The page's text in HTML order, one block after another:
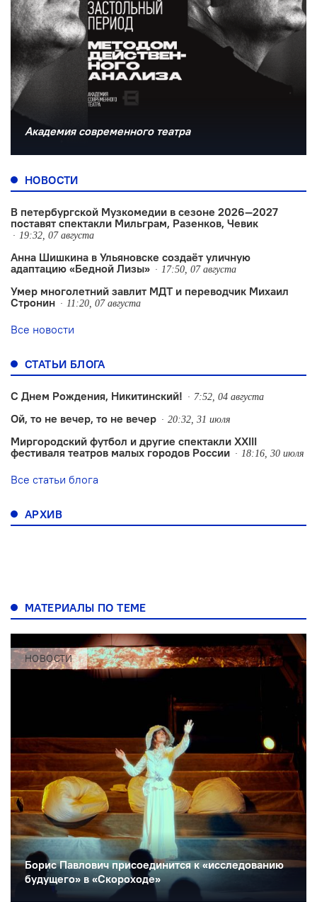
Академия современного театра
НОВОСТИ
В петербургской Музкомедии в сезоне 2026—2027
поставят спектакли Мильграм, Разенков, Чевик
19:32, 07 августа
Анна Шишкина в Ульяновске создаëт уличную
адаптацию «Бедной Лизы»
17:50, 07 августа
Умер многолетний завлит МДТ и переводчик Михаил
Стронин
11:20, 07 августа
Все новости
СТАТЬИ БЛОГА
С Днем Рождения, Никитинский! 7:52, 04 августа
Ой, то не вечер, то не вечер 20:32, 31 июля
Миргородский футбол и другие спектакли XXIII
фестиваля театров малых городов России
18:16, 30 июля
Все статьи блога
АРХИВ
МАТЕРИАЛЫ ПО ТЕМЕ
НОВОСТИ
Борис Павлович присоединится к «исследованию
будущего» в «Скороходе»